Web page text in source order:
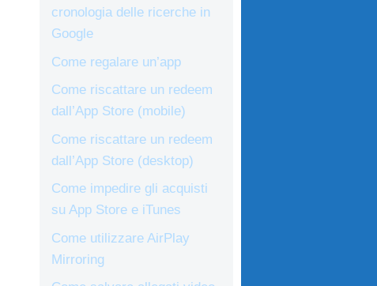
cronologia delle ricerche in
Google
Come regalare un’app
Come riscattare un redeem
dall’App Store (mobile)
Come riscattare un redeem
dall’App Store (desktop)
Come impedire gli acquisti
su App Store e iTunes
Come utilizzare AirPlay
Mirroring